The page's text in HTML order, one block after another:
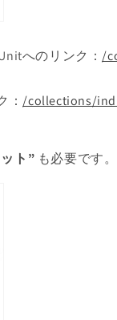
へのリンク： /
： /collections/
ト” も必要です。